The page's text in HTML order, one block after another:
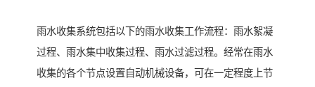
雨水收集系统包括以下的雨水收集工作流程：雨水絮凝
过程、雨水集中收集过程、雨水过滤过程。经常在雨水
收集的各个节点设置自动机械设备，可在一定程度上节